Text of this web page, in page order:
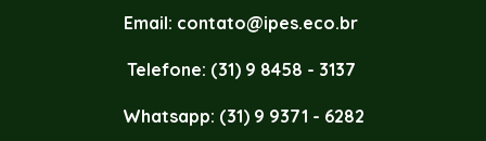
Email: contato@ipes.eco.br
Telefone: (31) 9 8458 - 3137
Whatsapp: (31) 9 9371 - 6282